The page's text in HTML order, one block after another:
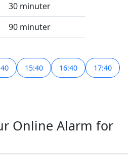
30 minuter
90 minuter
15:40 16:40 17:40
Online Alarm for